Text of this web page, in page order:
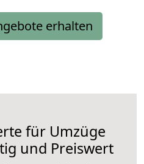
erhalten
für Umzüge
und Preiswert